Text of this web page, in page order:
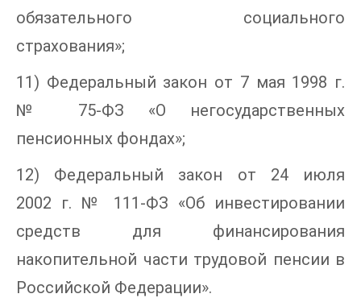
обязательного социального
страхования»;
11) Федеральный закон от 7 мая 1998 г.
№ 75-ФЗ «О негосударственных
пенсионных фондах»;
12) Федеральный закон от 24 июля
2002 г. № 111-ФЗ «Об инвестировании
средств для финансирования
накопительной части трудовой пенсии в
Российской Федерации».